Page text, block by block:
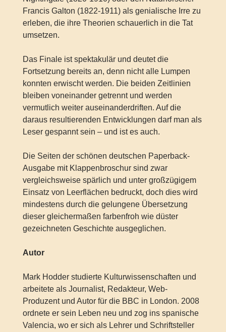
Francis Galton (1822-1911) als genialische Irre zu
erleben, die ihre Theorien schauerlich in die Tat
umsetzen.
Das Finale ist spektakulär und deutet die
Fortsetzung bereits an, denn nicht alle Lumpen
konnten erwischt werden. Die beiden Zeitlinien
bleiben voneinander getrennt und werden
vermutlich weiter auseinanderdriften. Auf die
daraus resultierenden Entwicklungen darf man als
Leser gespannt sein – und ist es auch.
Die Seiten der schönen deutschen Paperback-
Ausgabe mit Klappenbroschur sind zwar
vergleichsweise spärlich und unter großzügigem
Einsatz von Leerflächen bedruckt, doch dies wird
mindestens durch die gelungene Übersetzung
dieser gleichermaßen farbenfroh wie düster
gezeichneten Geschichte ausgeglichen.
Autor
Mark Hodder studierte Kulturwissenschaften und
arbeitete als Journalist, Redakteur, Web-
Produzent und Autor für die BBC in London. 2008
ordnete er sein Leben neu und zog ins spanische
Valencia, wo er sich als Lehrer und Schriftsteller